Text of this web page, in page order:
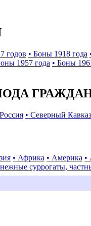
годов • Боны 1918 года
1957 года • Боны
• Северный Кавказ
• Африка • Америка •
суррогаты,